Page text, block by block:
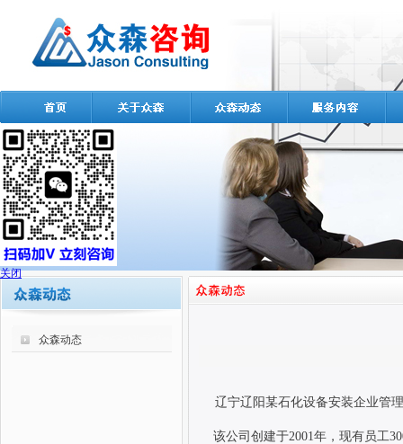
众森动态
辽宁辽阳某石化设备安装企业管
该公司创建于2001年，现有员工
关闭